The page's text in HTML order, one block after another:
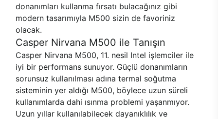
donanımları kullanma fırsatı bulacağınız gibi
modern tasarımıyla M500 sizin de favoriniz
olacak.
Casper Nirvana M500 ile Tanışın
Casper Nirvana M500, 11. nesil Intel işlemciler ile
iyi bir performans sunuyor. Güçlü donanımların
sorunsuz kullanılması adına termal soğutma
sisteminin yer aldığı M500, böylece uzun süreli
kullanımlarda dahi ısınma problemi yaşanmıyor.
Uzun yıllar kullanılabilecek dayanıklılık ve